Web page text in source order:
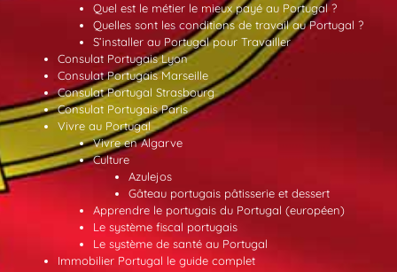
Quel est le métier le mieux payé au Portugal ?
Quelles sont les conditions de travail au Portugal ?
S’installer au Portugal pour Travailler
Consulat Portugais Lyon
Consulat Portugais Marseille
Consulat Portugal Strasbourg
Consulat Portugais Paris
Vivre au Portugal
Vivre en Algarve
Culture
Azulejos
Gâteau portugais pâtisserie et dessert
Apprendre le portugais du Portugal (européen)
Le système fiscal portugais
Le système de santé au Portugal
Immobilier Portugal le guide complet